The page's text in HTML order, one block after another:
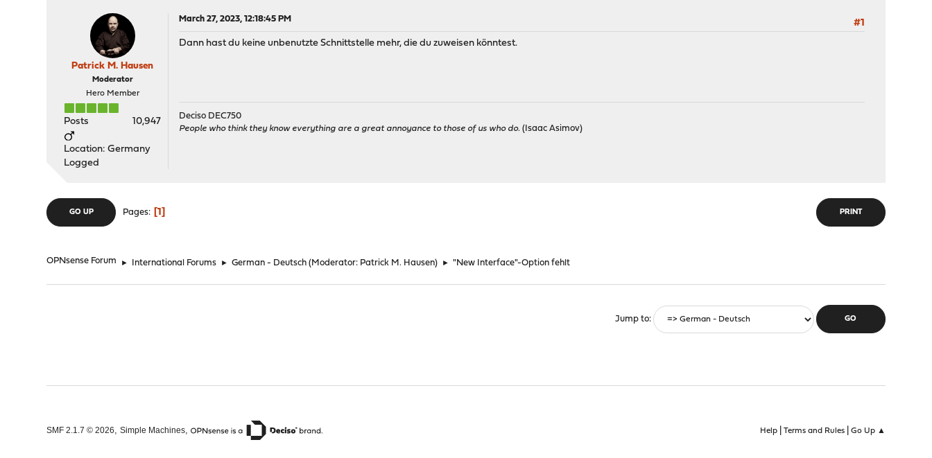
Patrick M. Hausen
Moderator
Hero Member
Posts 10,947
Location: Germany
Logged
March 27, 2023, 12:18:45 PM
#1
Dann hast du keine unbenutzte Schnittstelle mehr, die du zuweisen könntest.
Deciso DEC750
People who think they know everything are a great annoyance to those of us who do. (Isaac Asimov)
PRINT
GO UP Pages 1
OPNsense Forum ► International Forums ► German - Deutsch (Moderator: Patrick M. Hausen) ► "New Interface"-Option fehlt
Jump to
Help| Terms and Rules| Go Up ▲
SMF 2.1.7 © 2026,Simple Machines,